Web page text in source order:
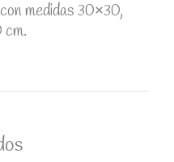
medidas 30×30,